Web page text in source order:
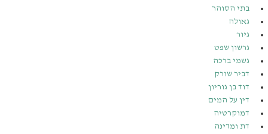
בתי הסוהר
גאולה
גיור
גרשון שפט
גשמי ברכה
דביר שורק
דוד בן גוריון
דין על המים
דמוקרטיה
דת ומדינה